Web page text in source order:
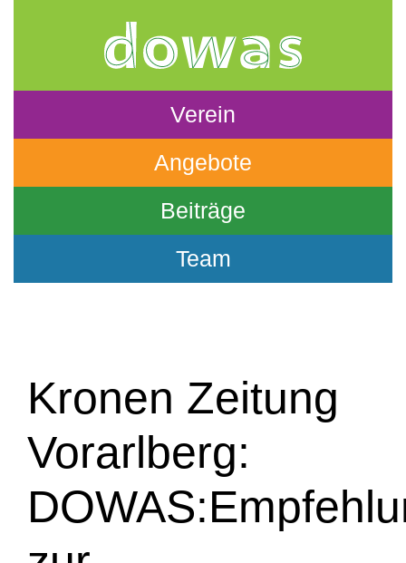
Verein
Angebote
Beiträge
Team
Kronen Zeitung
Vorarlberg: